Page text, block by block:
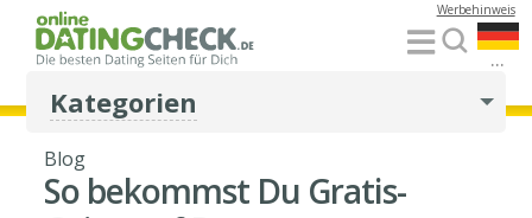
...
Werbehinweis
Kategorien
Blog
So bekommst Du Gratis-